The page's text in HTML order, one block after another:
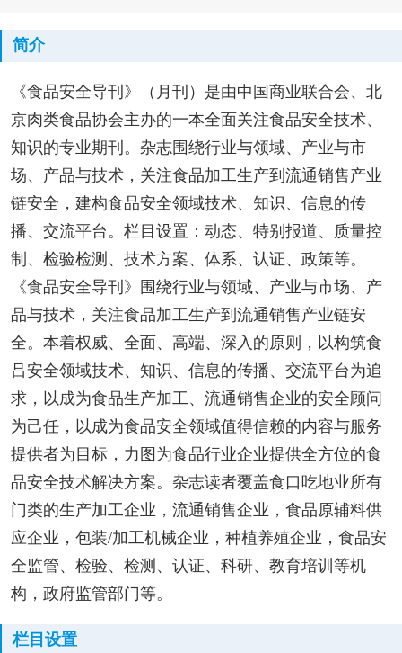
简介
《食品安全导刊》（月刊）是由中国商业联合会、北
京肉类食品协会主办的一本全面关注食品安全技术、
知识的专业期刊。杂志围绕行业与领域、产业与市
场、产品与技术，关注食品加工生产到流通销售产业
链安全，建构食品安全领域技术、知识、信息的传
播、交流平台。栏目设置：动态、特别报道、质量控
制、检验检测、技术方案、体系、认证、政策等。
《食品安全导刊》围绕行业与领域、产业与市场、产
品与技术，关注食品加工生产到流通销售产业链安
全。本着权威、全面、高端、深入的原则，以构筑食
吕安全领域技术、知识、信息的传播、交流平台为追
求，以成为食品生产加工、流通销售企业的安全顾问
为己任，以成为食品安全领域值得信赖的内容与服务
提供者为目标，力图为食品行业企业提供全方位的食
品安全技术解决方案。杂志读者覆盖食口吃地业所有
门类的生产加工企业，流通销售企业，食品原辅料供
应企业，包装/加工机械企业，种植养殖企业，食品安
全监管、检验、检测、认证、科研、教育培训等机
构，政府监管部门等。
栏目设置